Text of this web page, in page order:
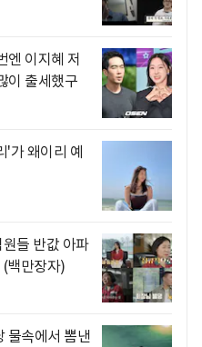
엔 이지혜 저
이 출세했구
'가 왜이리 예
들 반값 아파
백만장자)
물속에서 뽐낸